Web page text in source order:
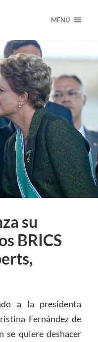
MENÚ
su
BRICS
a la presidenta
Fernández de
se quiere deshacer